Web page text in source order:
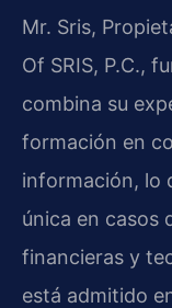
Mr. Sris,
Of SRIS, P.C.,
combina su
formación en
información, lo
única en casos
financieras y
está admitido